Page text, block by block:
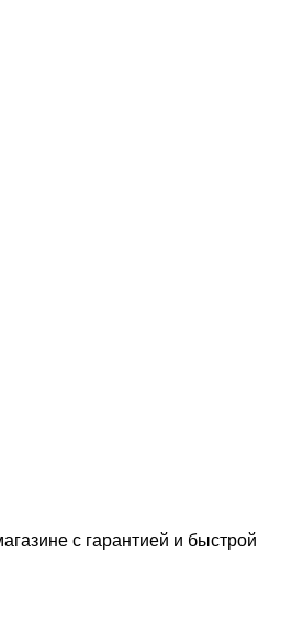
с гарантией и быстрой